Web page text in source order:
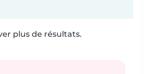
plus de résultats.